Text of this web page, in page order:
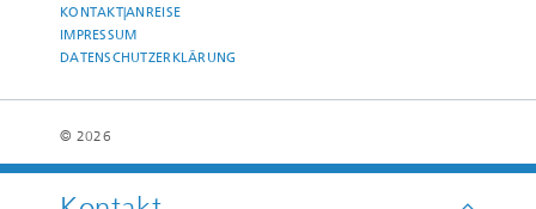
KONTAKT|ANREISE
IMPRESSUM
DATENSCHUTZERKLÄRUNG
© 2026